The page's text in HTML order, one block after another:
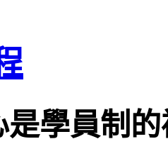
是學員制